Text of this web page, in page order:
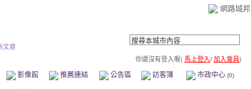
網路城邦
文章
你還沒有登入喔( 馬上登入/ 加入會員)
影像館 推薦連結 公告區 訪客簿 市政中心 (0)